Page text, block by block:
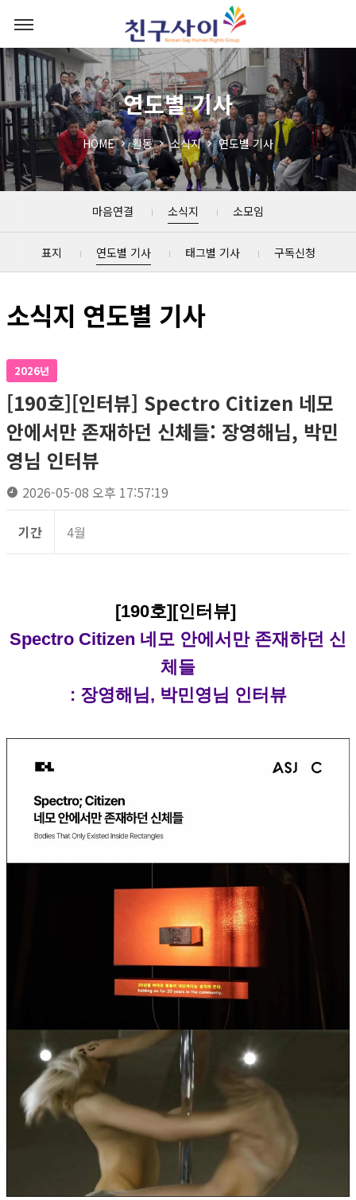
연도별 기사
HOME 활동 소식지 연도별 기사
마음연결 소식지 소모임
표지 연도별 기사 태그별 기사 구독신청
소식지 연도별 기사
2026년
[190호][인터뷰] Spectro Citizen 네모
안에서만 존재하던 신체들: 장영해님, 박민
영님 인터뷰
2026-05-08 오후 17:57:19
기간 4월
[190호][인터뷰]
Spectro Citizen 네모 안에서만 존재하던 신
체들
: 장영해님, 박민영님 인터뷰